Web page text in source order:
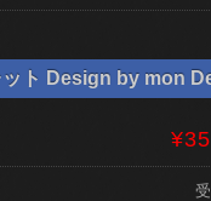
ット Design by mon